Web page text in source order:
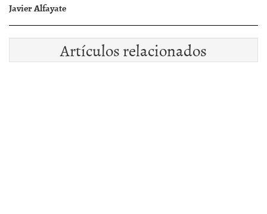
Javier Alfayate
Artículos relacionados